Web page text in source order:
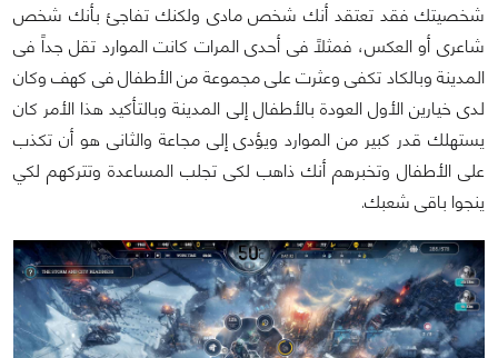
شخصيتك فقد تعتقد أنك شخص مادى ولكنك تفاجئ بأنك شخص
شاعرى أو العكس، فمثلاً فى أحدى المرات كانت الموارد تقل جداً فى
المدينة وبالكاد تكفى وعثرت على مجموعة من الأطفال فى كهف وكان
لدى خيارين الأول العودة بالأطفال إلى المدينة وبالتأكيد هذا الأمر كان
يستهلك قدر كبير من الموارد ويؤدى إلى مجاعة والثانى هو أن تكذب
على الأطفال وتخبرهم أنك ذاهب لكى تجلب المساعدة وتتركهم لكي
ينجوا باقى شعبك.